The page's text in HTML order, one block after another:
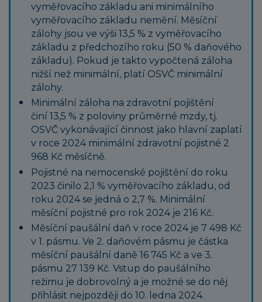
vyměřovacího základu ani minimálního
vyměřovacího základu nemění. Měsíční
zálohy jsou ve výši 13,5 % z vyměřovacího
základu z předchozího roku (50 % daňového
základu). Pokud je takto vypočtená záloha
nižší než minimální, platí OSVČ minimální
zálohy.
Minimální záloha na zdravotní pojištění
činí 13,5 % z poloviny průměrné mzdy, tj.
OSVČ vykonávající činnost jako hlavní zaplatí
v roce 2024 minimální zdravotní pojistné 2
968 Kč měsíčně.
Pojistné na nemocenské pojištění do roku
2023 činilo 2,1 % vyměřovacího základu, od
roku 2024 se jedná o 2,7 %. Minimální
měsíční pojistné pro rok 2024 je 216 Kč.
Měsíční paušální daň v roce 2024 je 7 498 Kč
v 1. pásmu. Ve 2. daňovém pásmu je částka
měsíční paušální daně 16 745 Kč a ve 3.
pásmu 27 139 Kč. Vstup do paušálního
režimu je dobrovolný a je možné se do něj
přihlásit nejpozději do 10. ledna 2024.